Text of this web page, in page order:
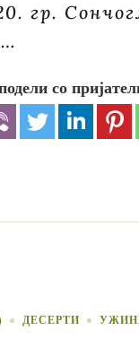
гр.
со
ДЕСЕРТИ